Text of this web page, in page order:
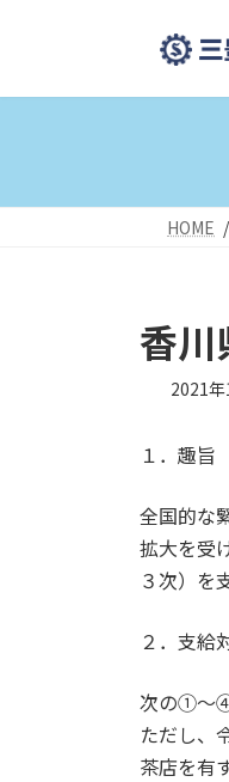
ン
キ
ー
に
HOME
香川
2021
１．趣旨
全国的な
拡大を受
３次）を
２．支給
次の①～④
ただし、
茶店を有